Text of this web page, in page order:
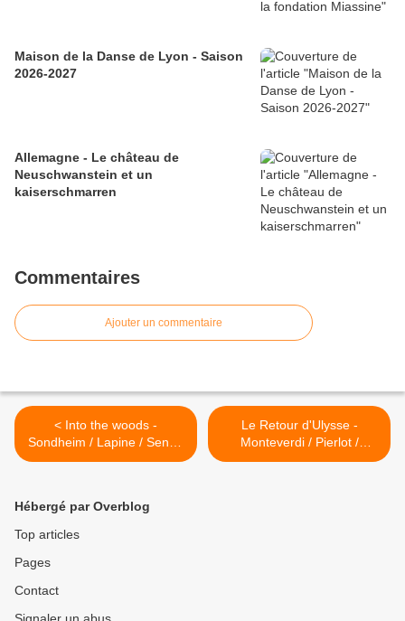
Maison de la Danse de Lyon - Saison
2026-2027
Allemagne - Le château de
Neuschwanstein et un
kaiserschmarren
Commentaires
Ajouter un commentaire
< Into the woods -
Sondheim / Lapine / Sené /
Bénézech
Le Retour d'Ulysse -
Monteverdi / Pierlot /
Kentridge / Handspring
Hébergé par Overblog
Top articles
Pages
Contact